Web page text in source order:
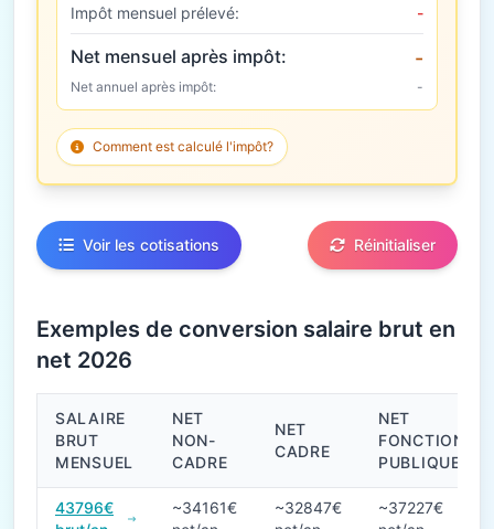
Impôt mensuel prélevé:
-
Net mensuel après impôt: -
Net annuel après impôt: -
Comment est calculé l'impôt?
Voir les cotisations Réinitialiser
Exemples de conversion salaire brut en
net 2026
Conversions de salaire brut en net en 2026
SALAIRE
BRUT
MENSUEL
NET
NON-
CADRE
NET
CADRE
NET
FONCTION
PUBLIQUE
43796€
~34161€
~32847€
~37227€